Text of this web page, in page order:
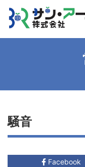
騒音
Facebook